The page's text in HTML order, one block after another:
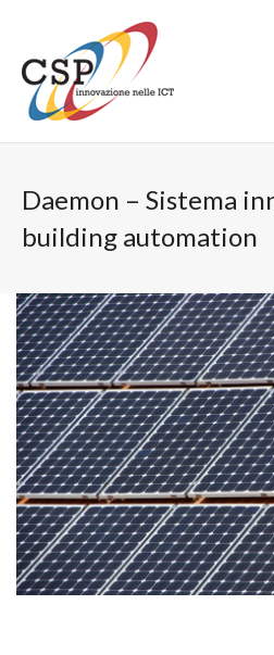
Daemon – Sistema
building automation